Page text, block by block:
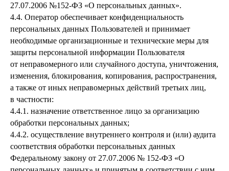
27.07.2006 №152-ФЗ «О персональных данных».
4.4. Оператор обеспечивает конфиденциальность
персональных данных Пользователей и принимает
необходимые организационные и технические меры для
защиты персональной информации Пользователя
от неправомерного или случайного доступа, уничтожения,
изменения, блокирования, копирования, распространения,
а также от иных неправомерных действий третьих лиц,
в частности:
4.4.1. назначение ответственное лицо за организацию
обработки персональных данных;
4.4.2. осуществление внутреннего контроля и (или) аудита
соответствия обработки персональных данных
Федеральному закону от 27.07.2006 № 152-ФЗ «О